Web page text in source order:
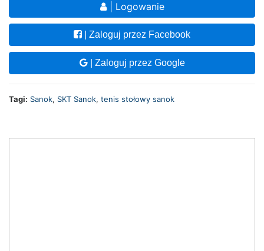
| Logowanie
| Zaloguj przez Facebook
| Zaloguj przez Google
Tagi: Sanok, SKT Sanok, tenis stołowy sanok